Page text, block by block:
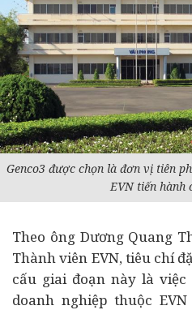
Genco3 được chọn là đơn vị tiên
EVN tiến hành
Theo ông Dương Quang
Thành viên EVN, tiêu chí
cấu giai đoạn này là
doanh nghiệp thuộc